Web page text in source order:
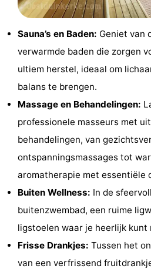
Monumenten
Kerken
Uitkijkpunten
Attracties
Rondvaarten
Speeltuinen
Binnenspeeltuinen
Bowlen
Minigolfbanen
Wellness
centra
Dorpen
Sauna’s en Baden: Geniet van
verwarmde baden die zorgen
ultiem herstel, ideaal om
balans te brengen.
Massage en Behandelingen:
professionele masseurs met
behandelingen, van
ontspanningsmassages tot
aromatherapie met essentiële
Buiten Wellness: In de
buitenzwembad, een ruime
ligstoelen waar je heerlijk kunt
Frisse Drankjes: Tussen het
van een verfrissend